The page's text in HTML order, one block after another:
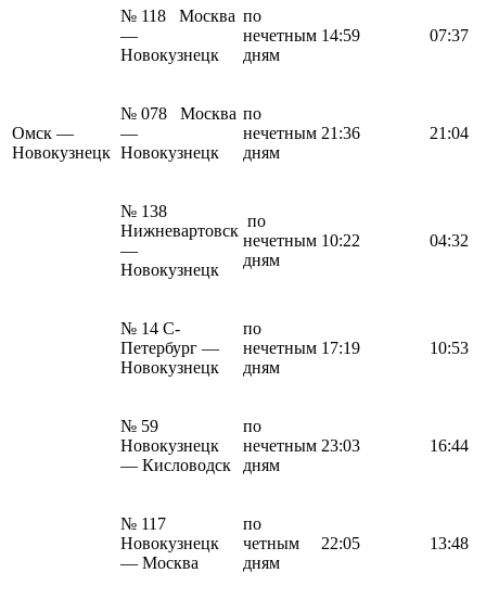
Омск —
Новокузнецк
№ 118 Москва
—
Новокузнецк
по
нечетным
дням
14:59 07:37
№ 078 Москва
—
Новокузнецк
по
нечетным
дням
21:36 21:04
№ 138
Нижневартовск
—
Новокузнецк
по
нечетным
дням
10:22 04:32
№ 14 С-
Петербург —
Новокузнецк
по
нечетным
дням
17:19 10:53
№ 59
Новокузнецк
— Кисловодск
по
нечетным
дням
23:03 16:44
№ 117
Новокузнецк
— Москва
по
четным
дням
22:05 13:48